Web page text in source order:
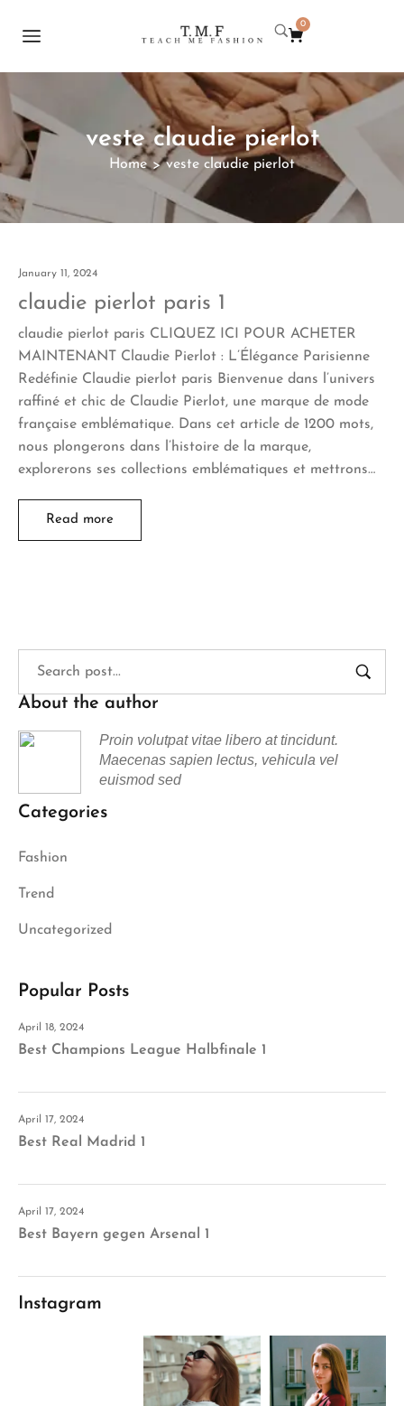
0
veste claudie pierlot
Home > veste claudie pierlot
January 11, 2024
claudie pierlot paris 1
claudie pierlot paris CLIQUEZ ICI POUR ACHETER
MAINTENANT Claudie Pierlot : L’Élégance Parisienne
Redéfinie Claudie pierlot paris Bienvenue dans l’univers
raffiné et chic de Claudie Pierlot, une marque de mode
française emblématique. Dans cet article de 1200 mots,
nous plongerons dans l’histoire de la marque,
explorerons ses collections emblématiques et mettrons…
Read more
About the author
Proin volutpat vitae libero at tincidunt.
Maecenas sapien lectus, vehicula vel
euismod sed
Categories
Fashion
Trend
Uncategorized
Popular Posts
April 18, 2024
Best Champions League Halbfinale 1
April 17, 2024
Best Real Madrid 1
April 17, 2024
Best Bayern gegen Arsenal 1
Instagram